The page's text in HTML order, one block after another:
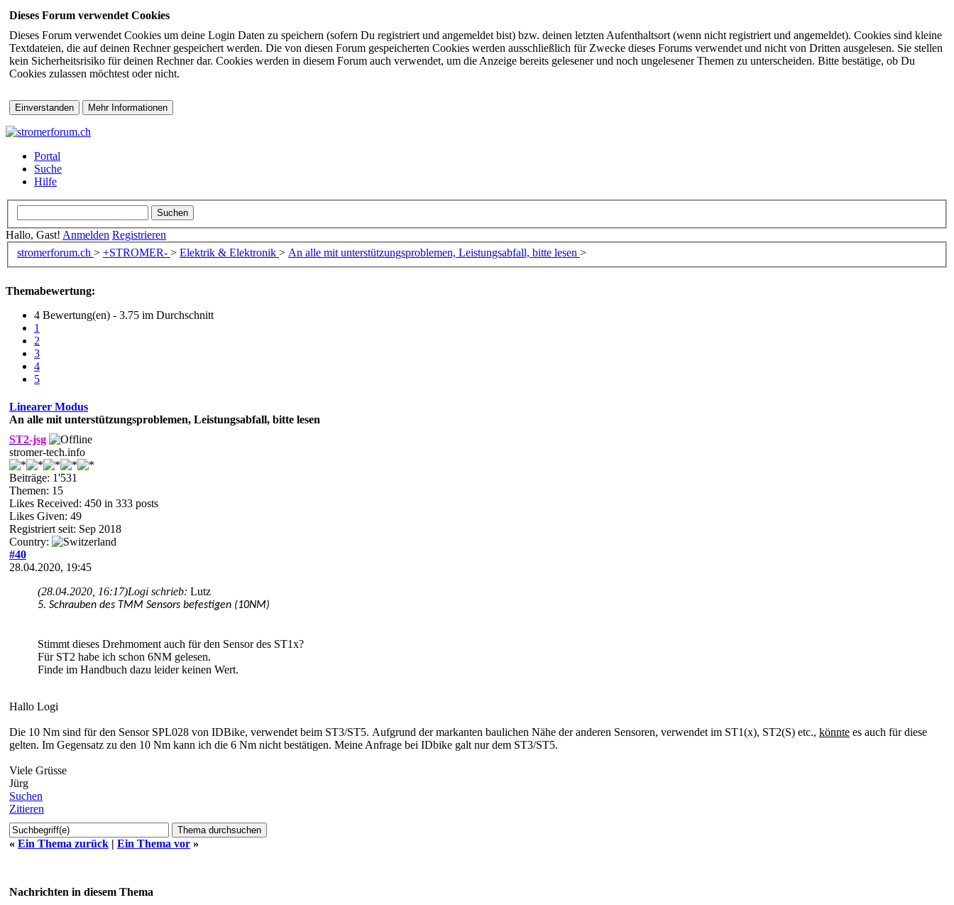
Dieses Forum verwendet Cookies
Dieses Forum verwendet Cookies um deine Login Daten zu speichern (sofern Du registriert und angemeldet bist) bzw. deinen letzten Aufenthaltsort (wenn nicht registriert und angemeldet). Cookies sind kleine
Textdateien, die auf deinen Rechner gespeichert werden. Die von diesen Forum gespeicherten Cookies werden ausschließlich für Zwecke dieses Forums verwendet und nicht von Dritten ausgelesen. Sie stellen
kein Sicherheitsrisiko für deinen Rechner dar. Cookies werden in diesem Forum auch verwendet, um die Anzeige bereits gelesener und noch ungelesener Themen zu unterscheiden. Bitte bestätige, ob Du
Cookies zulassen möchtest oder nicht.
Portal
Suche
Hilfe
Hallo, Gast! Anmelden Registrieren
stromerforum.ch > +STROMER- > Elektrik & Elektronik > An alle mit unterstützungsproblemen, Leistungsabfall, bitte lesen >
Themabewertung:
4 Bewertung(en) - 3.75 im Durchschnitt
1
2
3
4
5
Linearer Modus
An alle mit unterstützungsproblemen, Leistungsabfall, bitte lesen
ST2-jsg
stromer-tech.info
Beiträge: 1'531
Themen: 15
Likes Received: 450 in 333 posts
Likes Given: 49
Registriert seit: Sep 2018
Country:
#40
28.04.2020, 19:45
(28.04.2020, 16:17)Logi schrieb: Lutz
5. Schrauben des TMM Sensors befestigen (10NM)
Stimmt dieses Drehmoment auch für den Sensor des ST1x?
Für ST2 habe ich schon 6NM gelesen.
Finde im Handbuch dazu leider keinen Wert.
Hallo Logi
Die 10 Nm sind für den Sensor SPL028 von IDBike, verwendet beim ST3/ST5. Aufgrund der markanten baulichen Nähe der anderen Sensoren, verwendet im ST1(x), ST2(S) etc., könnte es auch für diese
gelten. Im Gegensatz zu den 10 Nm kann ich die 6 Nm nicht bestätigen. Meine Anfrage bei IDbike galt nur dem ST3/ST5.
Viele Grüsse
Jürg
Suchen
Zitieren
« Ein Thema zurück | Ein Thema vor »
Nachrichten in diesem Thema